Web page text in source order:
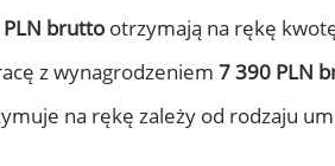
brutto otrzymają na rękę
z wynagrodzeniem 7 390 PLN
na rękę zależy od rodzaju